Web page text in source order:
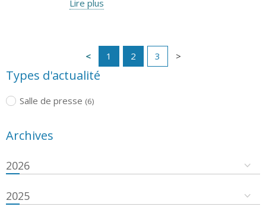
Lire plus
1 2 3
Types d'actualité
Salle de presse (6)
Archives
2026
2025